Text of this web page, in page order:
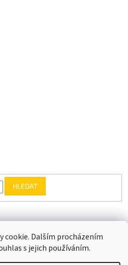
cookie. Dalším procházením
s jejich používáním.
HLEDAT